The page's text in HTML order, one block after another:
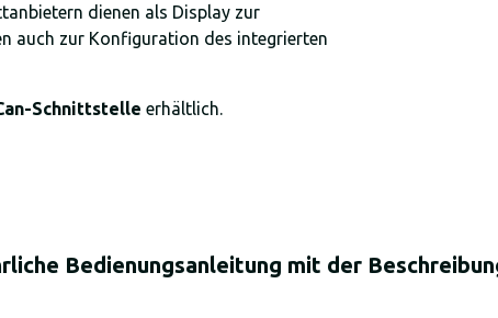
dienen als Display zur
auch zur Konfiguration des integrierten
Schnittstelle erhältlich.
Bedienungsanleitung mit der